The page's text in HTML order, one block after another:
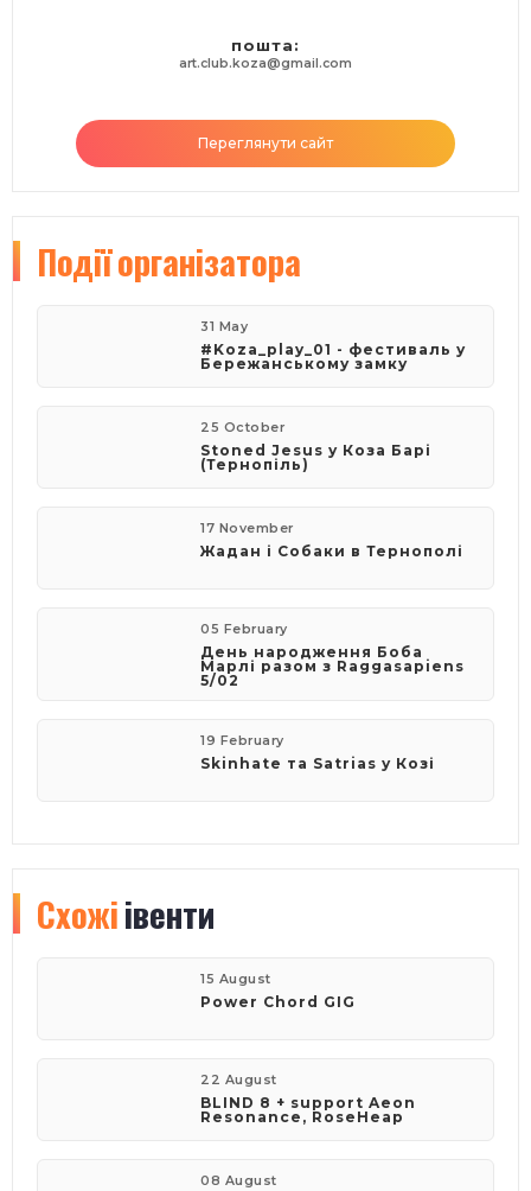
пошта:
art.club.koza@gmail.com
Переглянути сайт
Подіїорганізатора
31 May
#Koza_play_01 - фестиваль у
Бережанському замку
25 October
Stoned Jesus у Коза Барі
(Тернопіль)
17 November
Жадан і Собаки в Тернополі
05 February
День народження Боба
Марлі разом з Raggasapiens
5/02
19 February
Skinhate та Satrias у Козі
Схожіівенти
15 August
Power Chord GIG
22 August
BLIND 8 + support Aeon
Resonance, RoseHeap
08 August